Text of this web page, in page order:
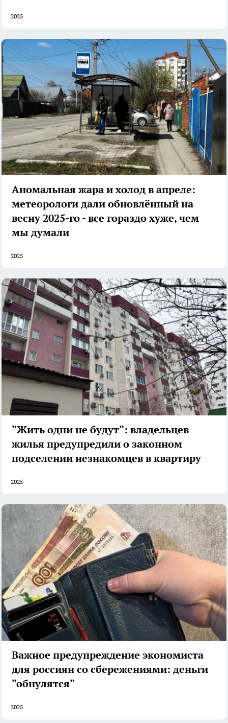
2025
Аномальная жара и холод в апреле:
метеорологи дали обновлённый на
весну 2025-го - все гораздо хуже, чем
мы думали
2025
"Жить одни не будут": владельцев
жилья предупредили о законном
подселении незнакомцев в квартиру
2025
Важное предупреждение экономиста
для россиян со сбережениями: деньги
"обнулятся"
2025